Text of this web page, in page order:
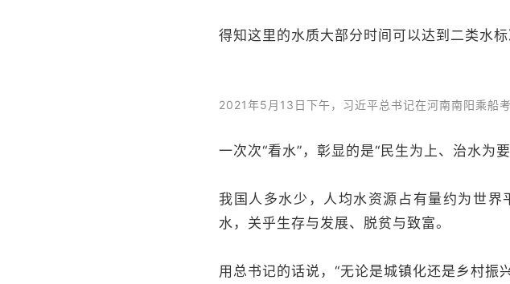
得知这里的水质大部分时间可以达到二类水
2021年5月13日下午，习近平总书记在河南南阳乘船考
一次次“看水”，彰显的是“民生为上、治水为要
我国人多水少，人均水资源占有量约为世
水，关乎生存与发展、脱贫与致富。
用总书记的话说，“无论是城镇化还是乡村